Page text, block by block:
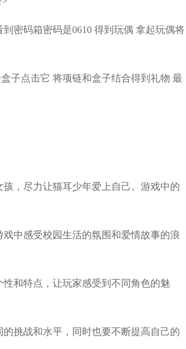
密码箱密码是0610 得到玩偶 拿起玩偶将
子点击它 将项链和盒子结合得到礼物 最
，尽力让猫耳少年爱上自己。游戏中的
中感受校园生活的氛围和爱情故事的浪
和特点，让玩家感受到不同角色的魅
挑战和水平，同时也要不断提高自己的